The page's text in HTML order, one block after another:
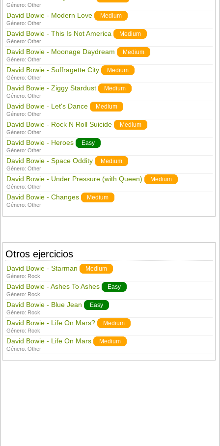
Género:Other
David Bowie - Modern Love Medium
Género:Other
David Bowie - This Is Not America Medium
Género:Other
David Bowie - Moonage Daydream Medium
Género:Other
David Bowie - Suffragette City Medium
Género:Other
David Bowie - Ziggy Stardust Medium
Género:Other
David Bowie - Let's Dance Medium
Género:Other
David Bowie - Rock N Roll Suicide Medium
Género:Other
David Bowie - Heroes Easy
Género:Other
David Bowie - Space Oddity Medium
Género:Other
David Bowie - Under Pressure (with Queen) Medium
Género:Other
David Bowie - Changes Medium
Género:Other
Otros ejercicios
David Bowie - Starman Medium
Género: Rock
David Bowie - Ashes To Ashes Easy
Género: Rock
David Bowie - Blue Jean Easy
Género: Rock
David Bowie - Life On Mars? Medium
Género: Rock
David Bowie - Life On Mars Medium
Género:Other